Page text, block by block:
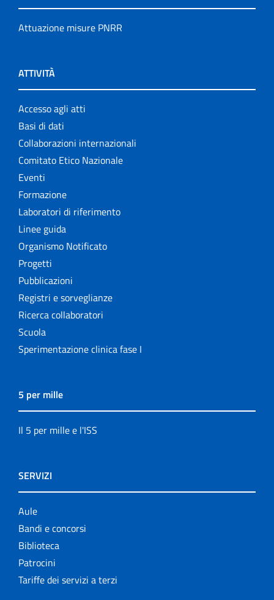
Attuazione misure PNRR
ATTIVITÀ
Accesso agli atti
Basi di dati
Collaborazioni internazionali
Comitato Etico Nazionale
Eventi
Formazione
Laboratori di riferimento
Linee guida
Organismo Notificato
Progetti
Pubblicazioni
Registri e sorveglianze
Ricerca collaboratori
Scuola
Sperimentazione clinica fase I
5 per mille
Il 5 per mille e l'ISS
SERVIZI
Aule
Bandi e concorsi
Biblioteca
Patrocini
Tariffe dei servizi a terzi